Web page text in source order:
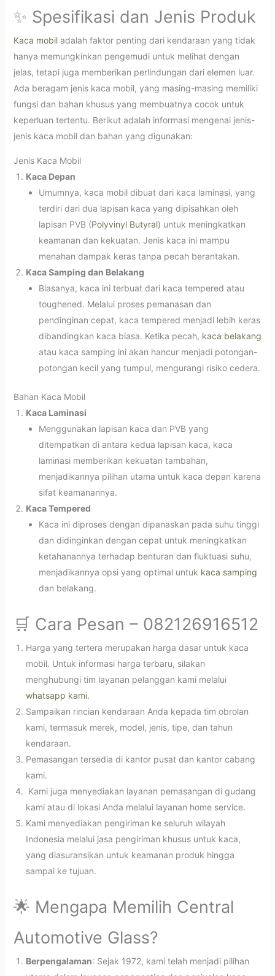
✨ Spesifikasi dan Jenis Produk
Kaca mobiladalah faktor penting dari kendaraan yang tidak
hanya memungkinkan pengemudi untuk melihat dengan
jelas, tetapi juga memberikan perlindungan dari elemen luar.
Ada beragam jenis kaca mobil, yang masing-masing memiliki
fungsi dan bahan khusus yang membuatnya cocok untuk
keperluan tertentu. Berikut adalah informasi mengenai jenis-
jenis kaca mobil dan bahan yang digunakan:
Jenis Kaca Mobil
Kaca Depan
Umumnya, kaca mobil dibuat dari kaca laminasi, yang
terdiri dari dua lapisan kaca yang dipisahkan oleh
lapisan PVB (Polyvinyl Butyral) untuk meningkatkan
keamanan dan kekuatan. Jenis kaca ini mampu
menahan dampak keras tanpa pecah berantakan.
Kaca Samping dan Belakang
Biasanya, kaca ini terbuat dari kaca tempered atau
toughened. Melalui proses pemanasan dan
pendinginan cepat, kaca tempered menjadi lebih keras
dibandingkan kaca biasa. Ketika pecah, kaca belakang
atau kaca samping ini akan hancur menjadi potongan-
potongan kecil yang tumpul, mengurangi risiko cedera.
Bahan Kaca Mobil
Kaca Laminasi
Menggunakan lapisan kaca dan PVB yang
ditempatkan di antara kedua lapisan kaca, kaca
laminasi memberikan kekuatan tambahan,
menjadikannya pilihan utama untuk kaca depan karena
sifat keamanannya.
Kaca Tempered
Kaca ini diproses dengan dipanaskan pada suhu tinggi
dan didinginkan dengan cepat untuk meningkatkan
ketahanannya terhadap benturan dan fluktuasi suhu,
menjadikannya opsi yang optimal untuk kaca samping
dan belakang.
🛒 Cara Pesan – 082126916512
Harga yang tertera merupakan harga dasar untuk kaca
mobil. Untuk informasi harga terbaru, silakan
menghubungi tim layanan pelanggan kami melalui
whatsapp kami.
Sampaikan rincian kendaraan Anda kepada tim obrolan
kami, termasuk merek, model, jenis, tipe, dan tahun
kendaraan.
Pemasangan tersedia di kantor pusat dan kantor cabang
kami.
Kami juga menyediakan layanan pemasangan di gudang
kami atau di lokasi Anda melalui layanan home service.
Kami menyediakan pengiriman ke seluruh wilayah
Indonesia melalui jasa pengiriman khusus untuk kaca,
yang diasuransikan untuk keamanan produk hingga
sampai ke tujuan.
🌟 Mengapa Memilih Central
Automotive Glass?
Berpengalaman: Sejak 1972, kami telah menjadi pilihan